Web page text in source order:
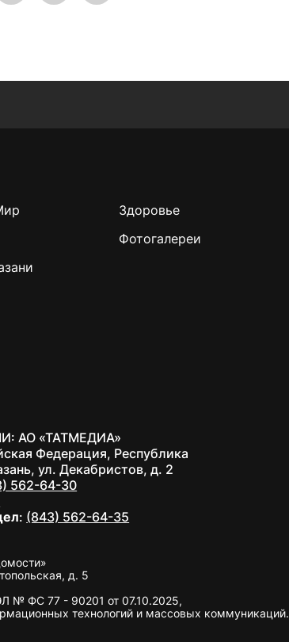
Здоровье
Фотогалереи
АО «ТАТМЕДИА»
Федерация, Республика
ул. Декабристов, д. 2
562-64-30
: (843) 562-64-35
д. 5
№ ФС 77 - 90201 от 07.10.2025,
технологий и массовых коммуникаций.